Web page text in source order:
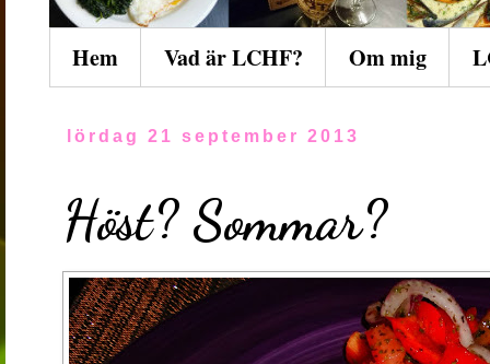
Hem Vad är LCHF? Om mig
lördag 21 september 2013
Höst? Sommar?